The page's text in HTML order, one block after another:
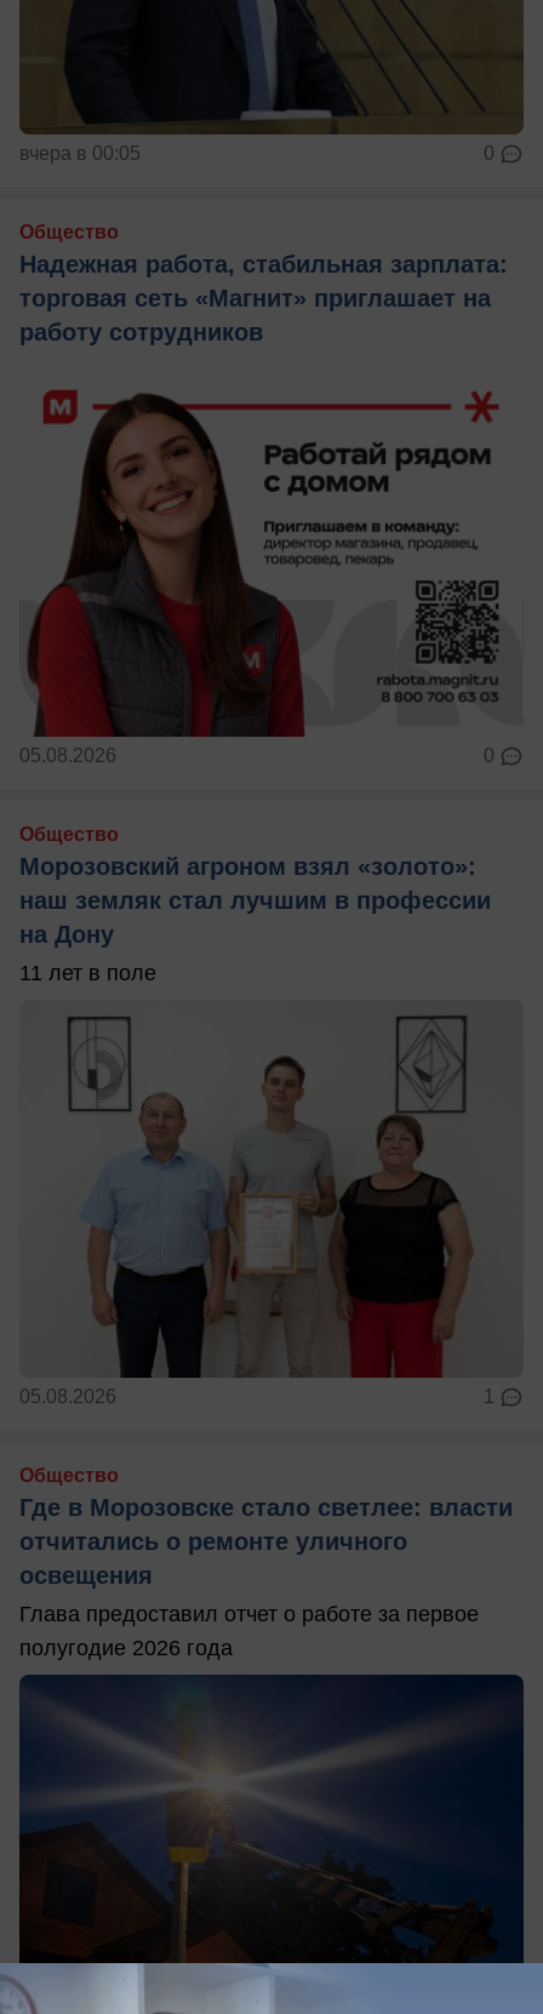
вчера в 00:05 0
Общество
Надежная работа, стабильная зарплата:
торговая сеть «Магнит» приглашает на
работу сотрудников
05.08.2026 0
Общество
Морозовский агроном взял «золото»:
наш земляк стал лучшим в профессии
на Дону
11 лет в поле
05.08.2026 1
Общество
Где в Морозовске стало светлее: власти
отчитались о ремонте уличного
освещения
Глава предоставил отчет о работе за первое
полугодие 2026 года